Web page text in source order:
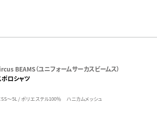
BEAMS（ユニフォームサーカスビームス）
ロシャツ
SS～5L / ポリエステル100％ ハニカムメッシュ